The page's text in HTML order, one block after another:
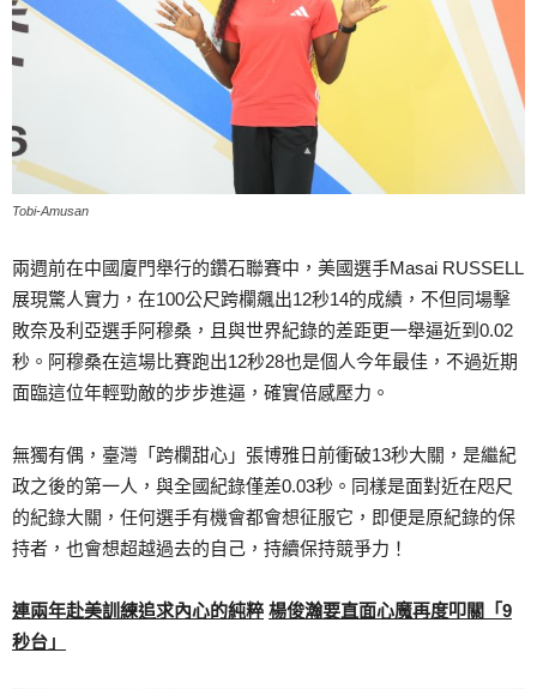
Tobi-Amusan
兩週前在中國廈門舉行的鑽石聯賽中，美國選手Masai RUSSELL
展現驚人實力，在100公尺跨欄飆出12秒14的成績，不但同場擊
敗奈及利亞選手阿穆桑，且與世界紀錄的差距更一舉逼近到0.02
秒。阿穆桑在這場比賽跑出12秒28也是個人今年最佳，不過近期
面臨這位年輕勁敵的步步進逼，確實倍感壓力。
無獨有偶，臺灣「跨欄甜心」張博雅日前衝破13秒大關，是繼紀
政之後的第一人，與全國紀錄僅差0.03秒。同樣是面對近在咫尺
的紀錄大關，任何選手有機會都會想征服它，即便是原紀錄的保
持者，也會想超越過去的自己，持續保持競爭力！
連兩年赴美訓練追求內心的純粹 楊俊瀚要直面心魔再度叩關「9
秒台」